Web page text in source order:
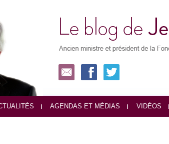
AGENDAS ET MÉDIAS VIDÉOS